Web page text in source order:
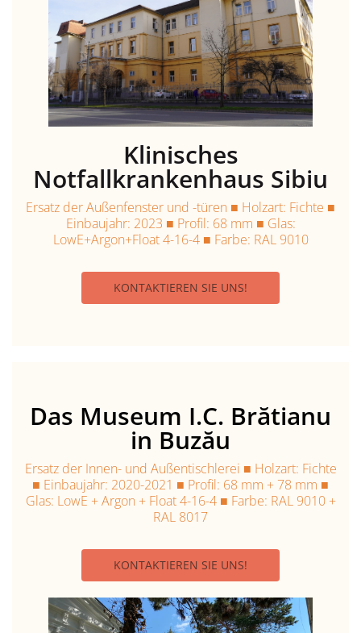
Klinisches
Notfallkrankenhaus Sibiu
Ersatz der Außenfenster und -türen ■ Holzart: Fichte ■
Einbaujahr: 2023 ■ Profil: 68 mm ■ Glas:
LowE+Argon+Float 4-16-4 ■ Farbe: RAL 9010
KONTAKTIEREN SIE UNS!
Das Museum I.C. Brătianu
in Buzău
Ersatz der Innen- und Außentischlerei ■ Holzart: Fichte
■ Einbaujahr: 2020-2021 ■ Profil: 68 mm + 78 mm ■
Glas: LowE + Argon + Float 4-16-4 ■ Farbe: RAL 9010 +
RAL 8017
KONTAKTIEREN SIE UNS!